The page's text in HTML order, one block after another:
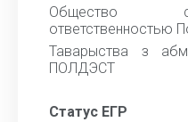
Общество с
ответственностью
Таварыства з
ПОЛДЭСТ
Статус ЕГР